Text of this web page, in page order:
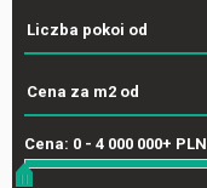
Cena: 0 - 4 000 000+ PLN